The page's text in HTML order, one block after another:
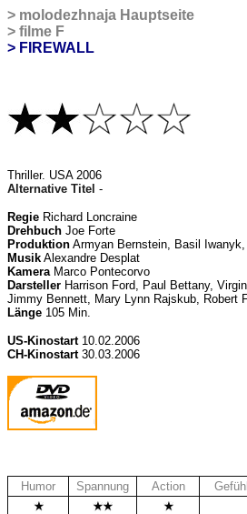
> molodezhnaja Hauptseite
> filme F
> FIREWALL
Thriller. USA 2006
Alternative Titel -
Regie Richard Loncraine
Drehbuch Joe Forte
Produktion Armyan Bernstein, Basil
Musik Alexandre Desplat
KameraMarco Pontecorvo
Darsteller Harrison Ford, Paul Bettany,
Jimmy Bennett, Mary Lynn Rajskub, Robert
Länge 105 Min.
US-Kinostart10.02.2006
CH-Kinostart 30.03.2006
Humor Spannung Action Gefühl